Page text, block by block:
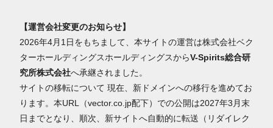
【運営会社変更のお知らせ】
2026年4月1日をもちまして、本サイトの運営は株式会社ベク
ターホールディングスホールディングスからV-Spirits総合研
究所株式会社へ承継されました。
サイトの移転について 現在、新ドメインへの移行を進めてお
ります。本URL（vector.co.jp配下）での公開は2027年3月末
日までとなり、順次、新サイトへ自動的に転送（リダイレク